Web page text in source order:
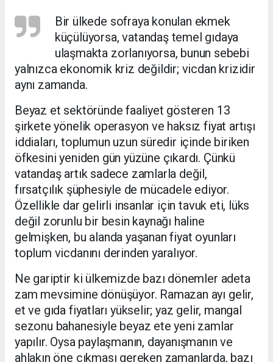
Bir ülkede sofraya konulan ekmek
küçülüyorsa, vatandaş temel gıdaya
ulaşmakta zorlanıyorsa, bunun sebebi
yalnızca ekonomik kriz değildir; vicdan krizidir
aynı zamanda.
Beyaz et sektöründe faaliyet gösteren 13
şirkete yönelik operasyon ve haksız fiyat artışı
iddiaları, toplumun uzun süredir içinde biriken
öfkesini yeniden gün yüzüne çıkardı. Çünkü
vatandaş artık sadece zamlarla değil,
fırsatçılık şüphesiyle de mücadele ediyor.
Özellikle dar gelirli insanlar için tavuk eti, lüks
değil zorunlu bir besin kaynağı haline
gelmişken, bu alanda yaşanan fiyat oyunları
toplum vicdanını derinden yaralıyor.
Ne gariptir ki ülkemizde bazı dönemler adeta
zam mevsimine dönüşüyor. Ramazan ayı gelir,
et ve gıda fiyatları yükselir; yaz gelir, mangal
sezonu bahanesiyle beyaz ete yeni zamlar
yapılır. Oysa paylaşmanın, dayanışmanın ve
ahlakın öne çıkması gereken zamanlarda, bazı